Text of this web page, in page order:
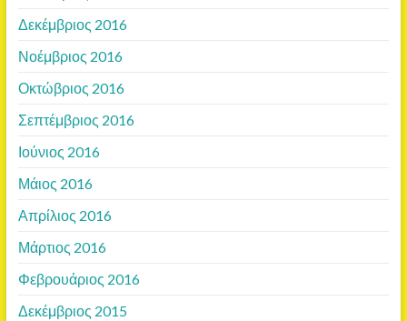
Δεκέμβριος 2016
Νοέμβριος 2016
Οκτώβριος 2016
Σεπτέμβριος 2016
Ιούνιος 2016
Μάιος 2016
Απρίλιος 2016
Μάρτιος 2016
Φεβρουάριος 2016
Δεκέμβριος 2015